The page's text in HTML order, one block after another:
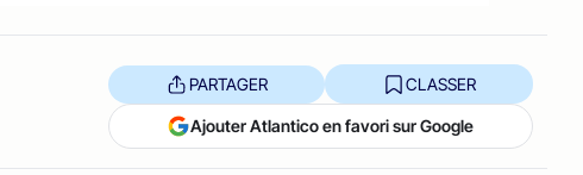
PARTAGER CLASSER
Ajouter Atlantico en favori sur Google